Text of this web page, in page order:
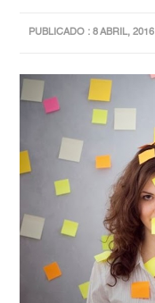
PUBLICADO : 8 ABRIL, 2016